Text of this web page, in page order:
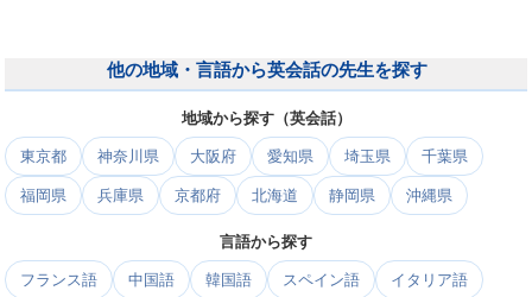
他の地域・言語から英会話の先生を探す
地域から探す（英会話）
東京都 神奈川県 大阪府 愛知県 埼玉県 千葉県
福岡県 兵庫県 京都府 北海道 静岡県 沖縄県
言語から探す
フランス語 中国語 韓国語 スペイン語 イタリア語